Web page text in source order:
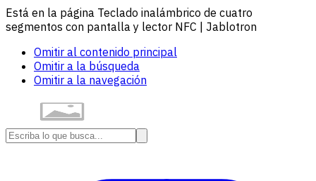
Está en la página Teclado inalámbrico de cuatro
segmentos con pantalla y lector NFC | Jablotron
Omitir al contenido principal
Omitir a la búsqueda
Omitir a la navegación